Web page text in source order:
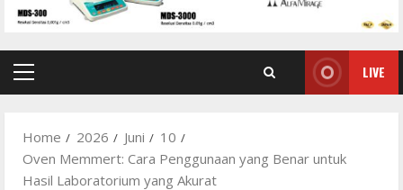
Primary
LIVE
Home 2026 Juni
10
Oven Memmert: Cara Penggunaan yang Benar untuk
Hasil Laboratorium yang Akurat